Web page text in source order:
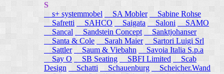
S
s+ systemmobel
SA Mobler
Sabine Rohse
Safretti
SAHCO Saigata Saloni
SAMO
Sancal
Sandstein Concept
Sanktjohanser
Santa & Cole
Sarah Maier
Sartori Luigi Srl
Sattler
Saum & Viebahn
Savoia Italia S.p.a
Say O
SB Seating SBFI Limited
Scab
Design
Schatti Schauenburg
Scheicher.Wand